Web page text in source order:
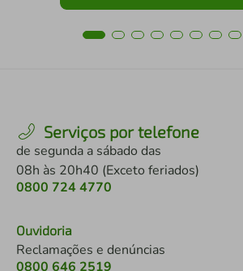
Serviços por telefone
de segunda a sábado das
08h às 20h40 (Exceto feriados)
0800 724 4770
Ouvidoria
Reclamações e denúncias
0800 646 2519